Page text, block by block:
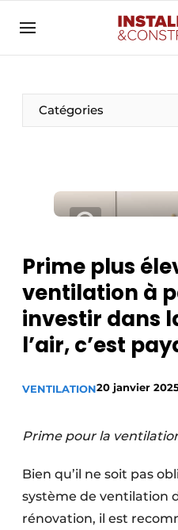
Contact
Contact direct
EntreprisesMerci de
Meest gelezen
Newsletter
Podcasts
Privacy / Cookie
Catégories
Électricité
Photovoltaïques
Smart homes
Prime plus
ventilation à
investir dans
l’air, c’est
VENTILATION20 janvier
Prime pour la
Bien qu’il ne soit pas
système de ventilation
rénovation, il est